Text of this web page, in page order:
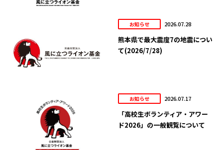
お知らせ 2026.07.28
熊本県で最大震度7の地震につい
て(2026/7/28)
お知らせ 2026.07.17
「高校生ボランティア・アワー
ド2026」の一般観覧について